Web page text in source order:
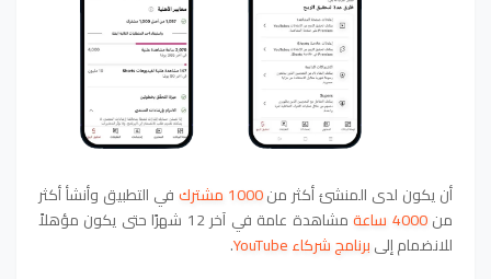
أن يكون لدى المنشئ أكثر من1000 مشترك
في التطبيق وأنشأ أكثر
من4000 ساعة
مشاهدة عامة في آخر 12 شهرًا حتى يكون مؤهلاً
للانضمام إلىبرنامج شركاء YouTube
.